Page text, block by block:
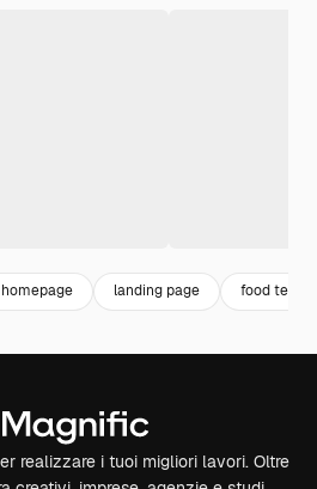
homepage landing page food
realizzare i tuoi migliori lavori. Oltre